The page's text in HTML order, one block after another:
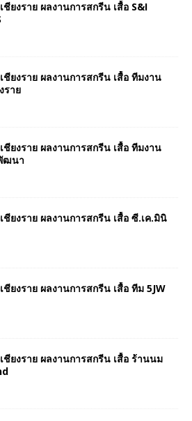
ชียงราย ผลงานการสกรีน เสื้อ S&I
ชียงราย ผลงานการสกรีน เสื้อ ทีมงาน
ราย
ชียงราย ผลงานการสกรีน เสื้อ ทีมงาน
ฒนา
ชียงราย ผลงานการสกรีน เสื้อ ซี.เค.มินิ
ชียงราย ผลงานการสกรีน เสื้อ ทีม 5JW
ชียงราย ผลงานการสกรีน เสื้อ ร้านนม